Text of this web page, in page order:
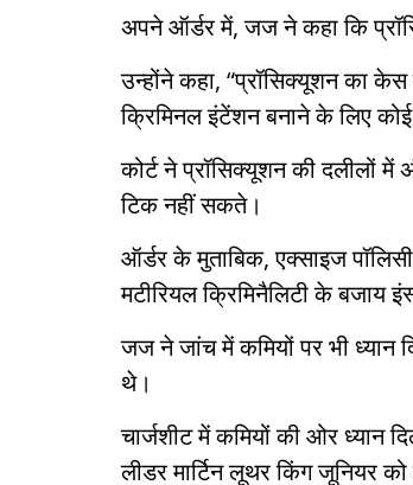
अपने ऑर्डर में, जज ने कहा कि
उन्होंने कहा, “प्रॉसिक्यूशन का
क्रिमिनल इंटेंशन बनाने के लिए
कोर्ट ने प्रॉसिक्यूशन की दलीलों में
टिक नहीं सकते।
ऑर्डर के मुताबिक, एक्साइज
मटीरियल क्रिमिनैलिटी के बजाय
जज ने जांच में कमियों पर भी ध्यान
थे।
चार्जशीट में कमियों की ओर ध्यान
लीडर मार्टिन लूथर किंग जूनियर